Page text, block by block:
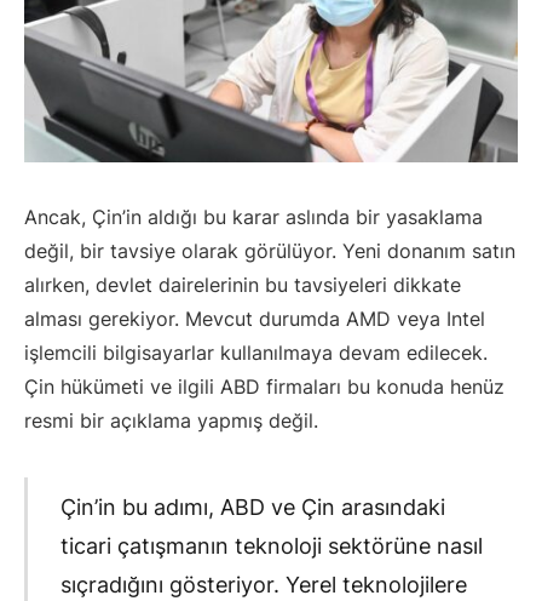
Ancak, Çin’in aldığı bu karar aslında bir yasaklama
değil, bir tavsiye olarak görülüyor. Yeni donanım satın
alırken, devlet dairelerinin bu tavsiyeleri dikkate
alması gerekiyor. Mevcut durumda AMD veya Intel
işlemcili bilgisayarlar kullanılmaya devam edilecek.
Çin hükümeti ve ilgili ABD firmaları bu konuda henüz
resmi bir açıklama yapmış değil.
Çin’in bu adımı, ABD ve Çin arasındaki
ticari çatışmanın teknoloji sektörüne nasıl
sıçradığını gösteriyor. Yerel teknolojilere